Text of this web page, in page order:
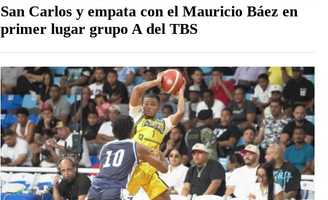
San Carlos y empata con el Mauricio Báez en
primer lugar grupo A del TBS